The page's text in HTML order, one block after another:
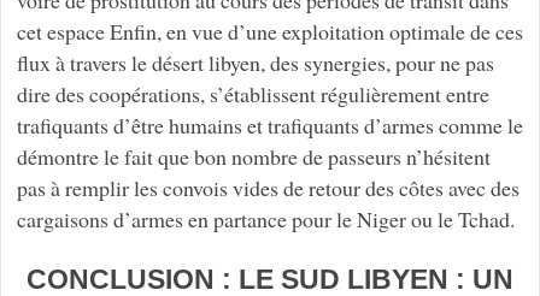
cet espace Enfin, en vue d’une exploitation optimale de ces
flux à travers le désert libyen, des synergies, pour ne pas
dire des coopérations, s’établissent régulièrement entre
trafiquants d’être humains et trafiquants d’armes comme le
démontre le fait que bon nombre de passeurs n’hésitent
pas à remplir les convois vides de retour des côtes avec des
cargaisons d’armes en partance pour le Niger ou le Tchad.
CONCLUSION : LE SUD LIBYEN : UN